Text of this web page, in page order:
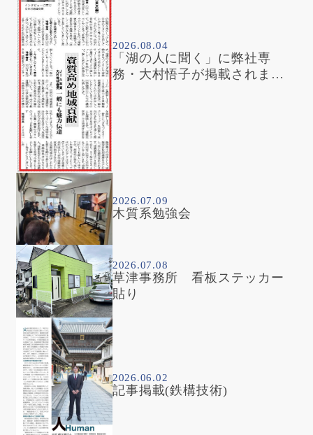
2026.08.04
「湖の人に聞く」に弊社専
務・大村悟子が掲載されまし
2026.07.09
木質系勉強会
2026.07.08
草津事務所 看板ステッカー
貼り
2026.06.02
記事掲載(鉄構技術)